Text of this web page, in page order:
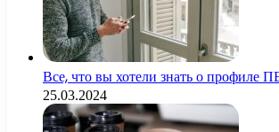
Все, что вы хотели знать о профиле
25.03.2024